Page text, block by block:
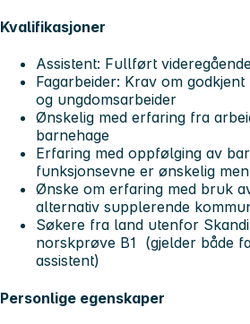
Kvalifikasjoner
Assistent: Fullført
Fagarbeider: Krav om
og ungdomsarbeider
Ønskelig med erfaring fra
barnehage
Erfaring med oppfølging av
funksjonsevne er ønskelig
Ønske om erfaring med bruk
alternativ supplerende
Søkere fra land utenfor
norskprøve B1 (gjelder både
assistent)
Personlige egenskaper